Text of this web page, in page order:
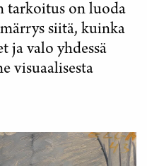
tarkoitus on luoda
siitä, kuinka
ja valo yhdessä
visuaalisesta